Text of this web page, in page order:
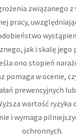
związanego z
pracy,
jak i skalę jego
ono stopień
pomaga w ocenie,
prewencyjnych
wartość ryzyka
i wymaga
ochronnych.